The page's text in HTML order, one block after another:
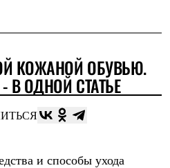
КОЖАНОЙ ОБУВЬЮ.
В ОДНОЙ СТАТЬЕ
и способы ухода